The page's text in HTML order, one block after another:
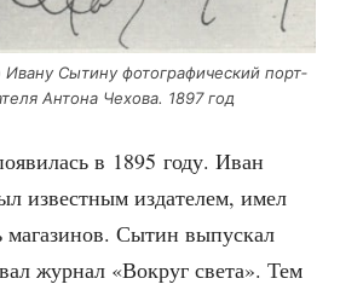
Сыти­ну фото­гра­фи­че­ский порт­
Анто­на Чехо­ва. 1897 год
в 1895 году. Иван
извест­ным изда­те­лем, имел
Сытин выпус­кал
жур­нал «Вокруг све­та». Тем